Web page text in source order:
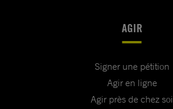
AGIR
Signer une pétition
Agir en ligne
Agir près de chez soi